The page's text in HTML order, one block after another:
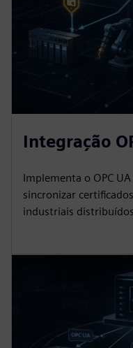
Integração
Implementa o OPC
sincronizar
industriais